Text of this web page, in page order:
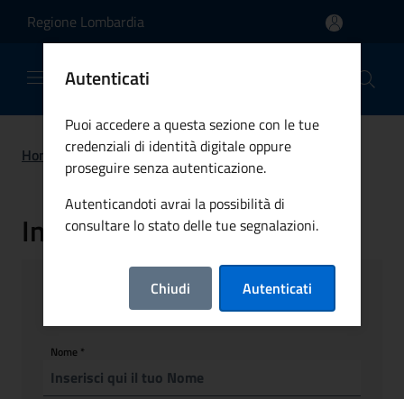
Regione Lombardia
Comune di Bellusco
Home > Segnalazioni
Invia una segnalazione
Autenticati
Puoi accedere a questa sezione con le tue
credenziali di identità digitale oppure
proseguire senza autenticazione.
Autenticandoti avrai la possibilità di
consultare lo stato delle tue segnalazioni.
Chiudi Autenticati
Dati personali
Nome *